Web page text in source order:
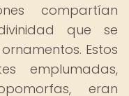
compartían
que se
Estos
emplumadas,
eran